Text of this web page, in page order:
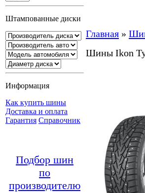
Штампованные диски
Информация
Как купить шины
Доставка и оплата
Гарантия Справочник
Подбор шин
по
производителю
Главная »
Шины Ikon